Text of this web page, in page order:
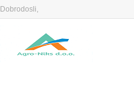
Dobrodosli,